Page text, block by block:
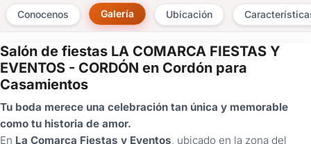
Conocenos Galería Ubicación
Salón de fiestas LA COMARCA FIESTAS Y
EVENTOS - CORDÓN en Cordón para
Casamientos
Tu boda merece una celebración tan única y memorable
como tu historia de amor.
En La Comarca Fiestas y Eventos, ubicado en la zona del
×
Consultar
tenés
cuenta?